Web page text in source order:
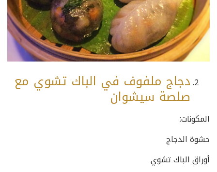
دجاج ملفوف في الباك تشوي مع
صلصة سيشوان
المكونات:
حشوة الدجاج
أوراق الباك تشوي